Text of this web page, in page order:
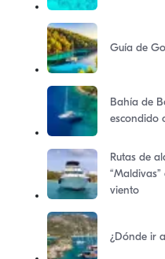
Guía de
Bahía de
escondido
Rutas de
viento
¿Dónde ir